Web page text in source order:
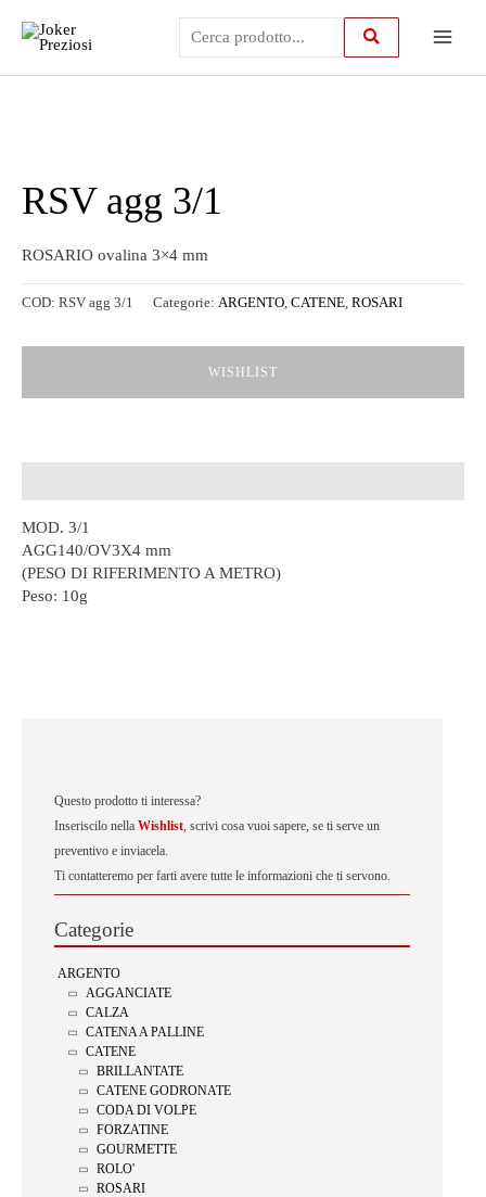
contenuto
Questo prodotto ti interessa?
Inseriscilo nella Wishlist, scrivi cosa vuoi sapere, se ti serve un
preventivo e inviacela.
Ti contatteremo per farti avere tutte le informazioni che ti servono.
Categorie
ARGENTO
AGGANCIATE
CALZA
CATENA A PALLINE
CATENE
BRILLANTATE
CATENE GODRONATE
CODA DI VOLPE
FORZATINE
GOURMETTE
ROLO'
ROSARI
RSV agg 3/1
ROSARIO ovalina 3×4 mm
COD: RSV agg 3/1 Categorie: ARGENTO, CATENE, ROSARI
WISHLIST
MOD. 3/1
AGG140/OV3X4 mm
(PESO DI RIFERIMENTO A METRO)
Peso: 10g